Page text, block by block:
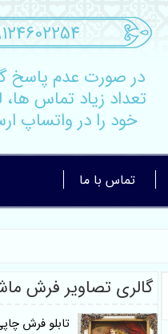
در صورت عدم پاسخ
تعداد زیاد تماس
خود را در واتساپ
تماس با ما
گالری تصاویر فرش
تابلو فرش